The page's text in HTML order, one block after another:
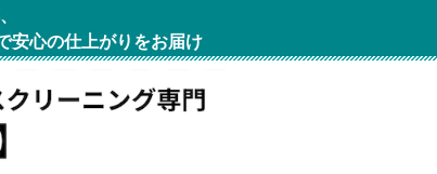
安心の仕上がりをお届け